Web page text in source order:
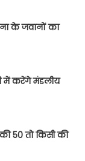
के जवानों का
में करेंगे मंडलीय
50 तो किसी की